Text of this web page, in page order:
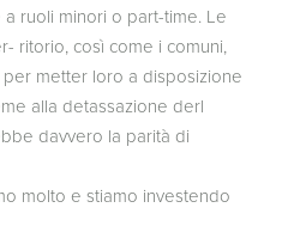
ruoli minori o part-time. Le
ritorio, così come i comuni,
metter loro a disposizione
alla detassazione derl
davvero la parità di
molto e stiamo investendo